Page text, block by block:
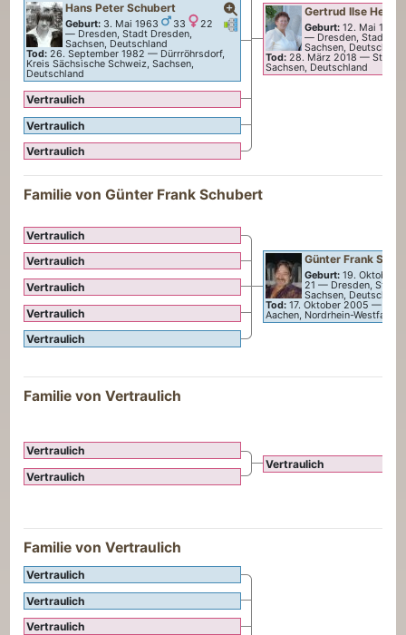
Verknüpfungen
Verknüpfungen
Hans PeterSchubert
Geburt: 3. Mai 1963 33
22
— Dresden, Stadt Dresden,
Sachsen, Deutschland
Tod: 26. September 1982 — Dürrröhrsdorf,
Kreis Sächsische Schweiz, Sachsen,
Deutschland
Vertraulich
Vertraulich
Vertraulich
Gertrud Ilse
Geburt: 12. Mai 1940
— Dresden, Stadt
Sachsen,
Tod: 28. März 2018 —Stadt
Sachsen, Deutschland
Familie vonGünter FrankSchubert
Vertraulich
Vertraulich
Vertraulich
Vertraulich
Vertraulich
Günter Frank
Geburt: 19. Oktober
21 — Dresden, Stadt
Sachsen,
Tod: 17. Oktober 2005 —
Aachen, Nordrhein-Westfalen,
Familie von Vertraulich
Vertraulich
Vertraulich
Vertraulich
Familie von Vertraulich
Vertraulich
Vertraulich
Vertraulich